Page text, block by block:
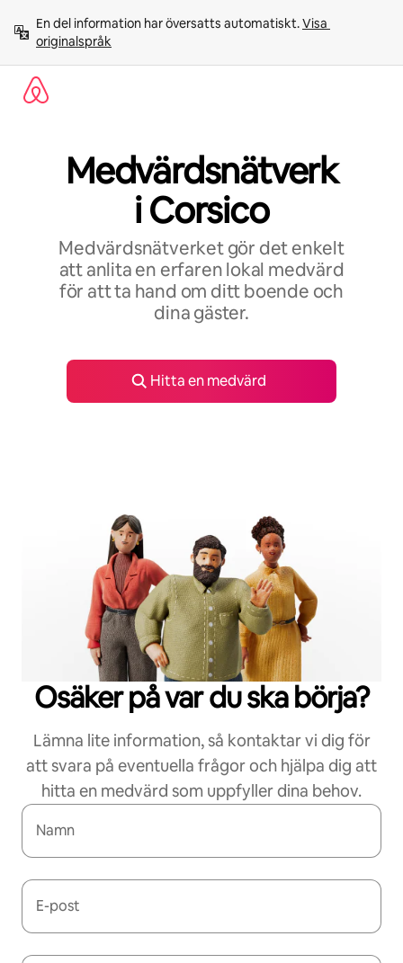
innehåll
En del information har översatts automatiskt. Visa
originalspråk
Medvärdsnätverk
i Corsico
Medvärdsnätverket gör det enkelt
att anlita en erfaren lokal medvärd
för att ta hand om ditt boende och
dina gäster.
Hitta en medvärd
Osäker på var du ska börja?
Lämna lite information, så kontaktar vi dig för
att svara på eventuella frågor och hjälpa dig att
hitta en medvärd som uppfyller dina behov.
Namn
E-post